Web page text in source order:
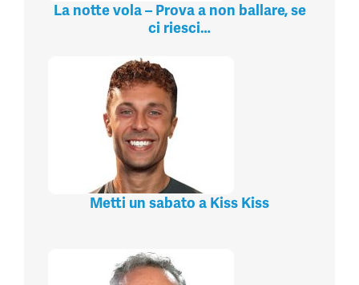
La notte vola – Prova a non ballare, se
ci riesci…
Metti un sabato a Kiss Kiss